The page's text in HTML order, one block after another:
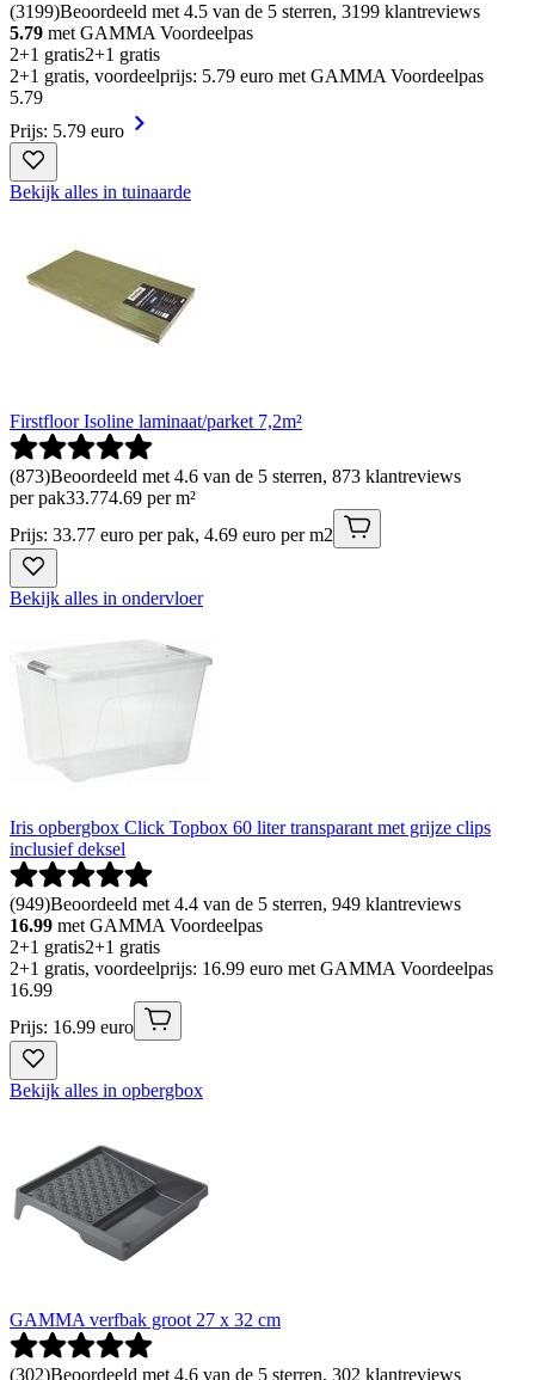
(3199)Beoordeeld met 4.5 van de 5 sterren, 3199 klantreviews
5.79 met GAMMA Voordeelpas
2+1 gratis2+1 gratis
2+1 gratis, voordeelprijs: 5.79 euro met GAMMA Voordeelpas
5.79
Prijs: 5.79 euro
Bekijk alles in tuinaarde
Firstfloor Isoline laminaat/parket 7,2m²
(873)Beoordeeld met 4.6 van de 5 sterren, 873 klantreviews
per pak33.774.69 per m²
Prijs: 33.77 euro per pak, 4.69 euro per m2
Bekijk alles in ondervloer
Iris opbergbox Click Topbox 60 liter transparant met grijze clips
inclusief deksel
(949)Beoordeeld met 4.4 van de 5 sterren, 949 klantreviews
16.99 met GAMMA Voordeelpas
2+1 gratis2+1 gratis
2+1 gratis, voordeelprijs: 16.99 euro met GAMMA Voordeelpas
16.99
Prijs: 16.99 euro
Bekijk alles in opbergbox
GAMMA verfbak groot 27 x 32 cm
(302)Beoordeeld met 4.6 van de 5 sterren, 302 klantreviews